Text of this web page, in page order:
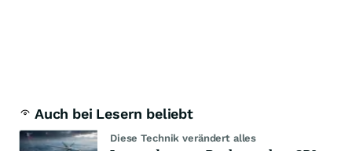
Auch bei Lesern beliebt
Diese Technik verändert alles